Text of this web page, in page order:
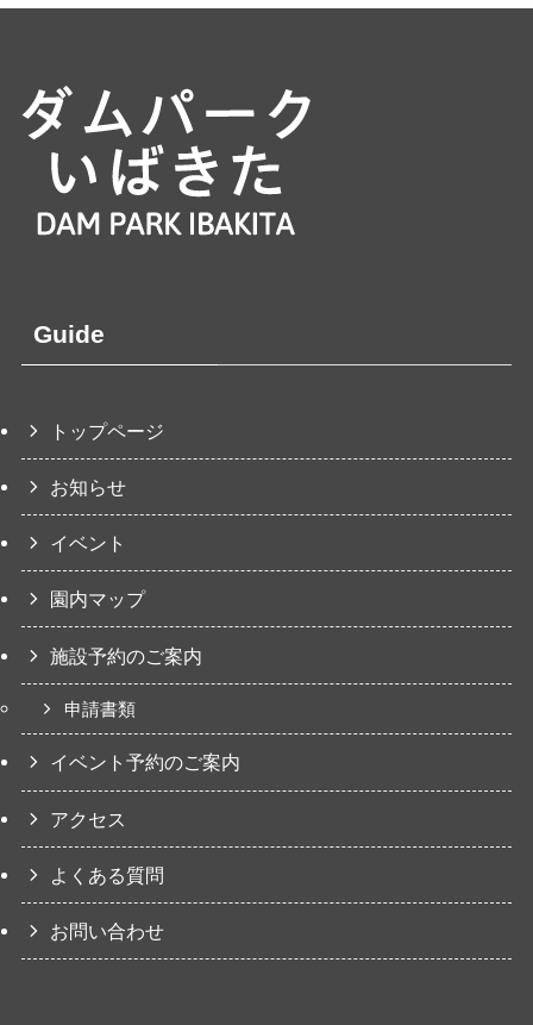
Guide
トップページ
お知らせ
イベント
園内マップ
施設予約のご案内
申請書類
イベント予約のご案内
アクセス
よくある質問
お問い合わせ